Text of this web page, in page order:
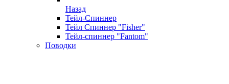
Назад
Тейл-Спиннер
Тейл Спиннер "Fisher"
Тейл-спиннер "Fantom"
Поводки